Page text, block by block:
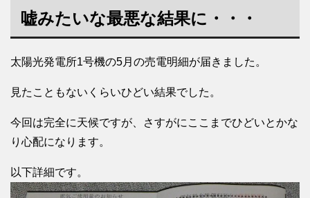
嘘みたいな最悪な結果に・・・
太陽光発電所1号機の5月の売電明細が届きました。
見たこともないくらいひどい結果でした。
今回は完全に天候ですが、さすがにここまでひどいとかな
り心配になります。
以下詳細です。